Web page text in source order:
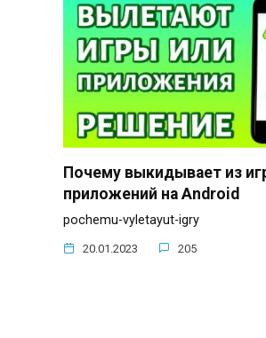
Почему выкидывает из
приложений на Android
pochemu-vyletayut-igry
20.01.2023 205